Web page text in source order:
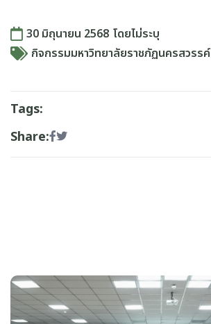
30 มิถุนายน 2568 โดยไม่ระบุ
กิจกรรมมหาวิทยาลัยราชภัฏนครสวรรค์
Tags:
Share: